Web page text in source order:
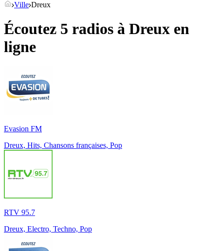
Ville Dreux
Écoutez 5 radios à Dreux en
ligne
Evasion FM
Dreux, Hits, Chansons françaises, Pop
RTV 95.7
Dreux, Electro, Techno, Pop